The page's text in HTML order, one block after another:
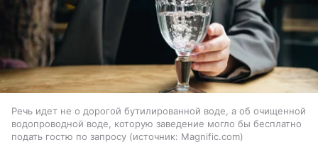
Речь идет не о дорогой бутилированной воде, а об очищенной
водопроводной воде, которую заведение могло бы бесплатно
подать гостю по запросу
источник: Magnific.com